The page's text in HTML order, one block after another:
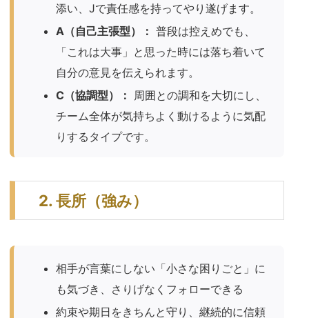
添い、Jで責任感を持ってやり遂げます。
A（自己主張型）： 普段は控えめでも、
「これは大事」と思った時には落ち着いて
自分の意見を伝えられます。
C（協調型）： 周囲との調和を大切にし、
チーム全体が気持ちよく動けるように気配
りするタイプです。
2. 長所（強み）
相手が言葉にしない「小さな困りごと」に
も気づき、さりげなくフォローできる
約束や期日をきちんと守り、継続的に信頼